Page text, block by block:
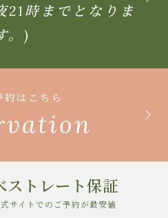
21時までとなりま
。)
はこちら
ストレート保証
サイトでのご予約が最安値